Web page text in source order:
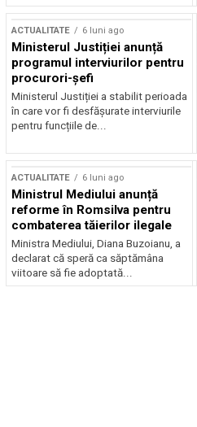
ACTUALITATE 6 luni ago
Ministerul Justiției anunță
programul interviurilor pentru
procurori-șefi
Ministerul Justiției a stabilit perioada
în care vor fi desfășurate interviurile
pentru funcțiile de...
ACTUALITATE 6 luni ago
Ministrul Mediului anunță
reforme în Romsilva pentru
combaterea tăierilor ilegale
Ministra Mediului, Diana Buzoianu, a
declarat că speră ca săptămâna
viitoare să fie adoptată...